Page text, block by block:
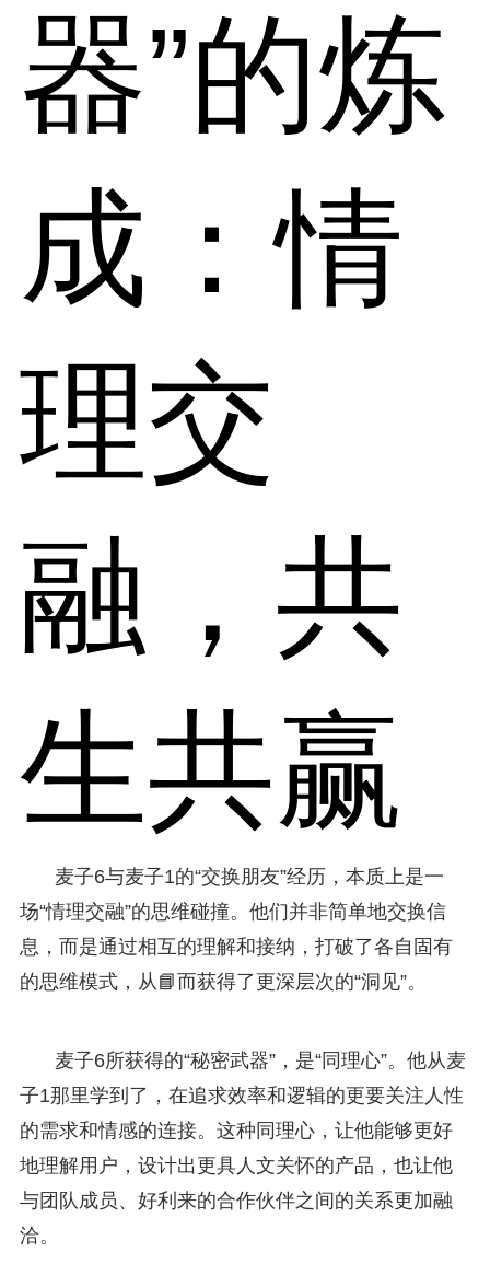
器”的炼
成：情
理交
融，共
生共赢
麦子6与麦子1的“交换朋友”经历，本质上是一
场“情理交融”的思维碰撞。他们并非简单地交换信
息，而是通过相互的理解和接纳，打破了各自固有
的思维模式，从📘而获得了更深层次的“洞见”。
麦子6所获得的“秘密武器”，是“同理心”。他从麦
子1那里学到了，在追求效率和逻辑的更要关注人性
的需求和情感的连接。这种同理心，让他能够更好
地理解用户，设计出更具人文关怀的产品，也让他
与团队成员、好利来的合作伙伴之间的关系更加融
洽。